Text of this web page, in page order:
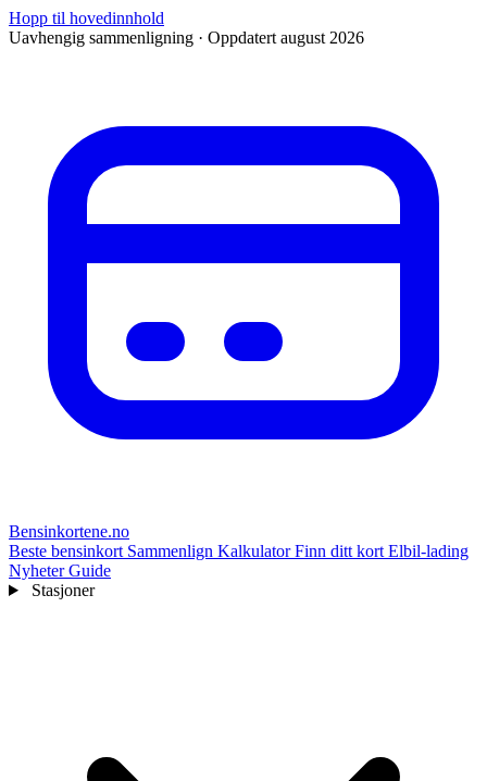
Hopp til hovedinnhold
Uavhengig sammenligning · Oppdatert august 2026
Bensinkortene.no
Beste bensinkort Sammenlign KalkulatorFinn ditt kort Elbil-lading
NyheterGuide
Stasjoner